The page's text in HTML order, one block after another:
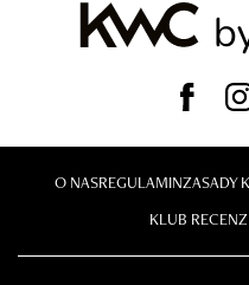
O NASREGULAMINZASADY
KLUB